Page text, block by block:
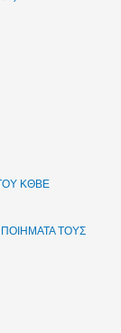
ΚΘΒΕ
ΤΟΥΣ